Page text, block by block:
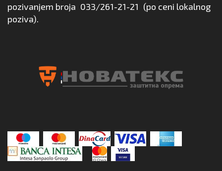
pozivanjem broja 033/261-21-21 (po ceni lokalnog
poziva).